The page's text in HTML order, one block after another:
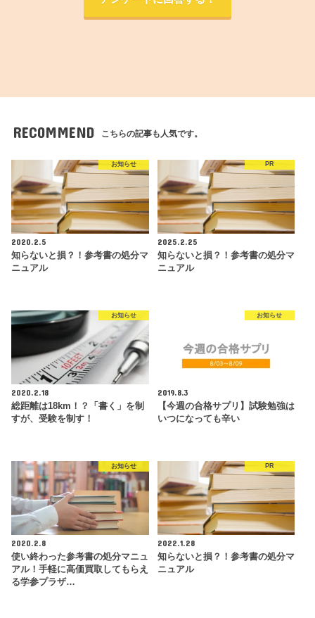
RECOMMEND こちらの記事も人気です。
お知らせ
2020.2.5
知らないと損？！参考書の処分マ
ニュアル
PR
2025.2.25
知らないと損？！参考書の処分マ
ニュアル
お知らせ
2020.2.18
総距離は18km！？「書く」を制
すが、受験を制す！
お知らせ
2019.8.3
【今週の合格サプリ】試験勉強は
いつになっても辛い
お知らせ
2020.2.8
使い終わった参考書の処分マニュ
アル！手軽に高価買取してもらえ
る学参プラザ…
PR
2022.1.28
知らないと損？！参考書の処分マ
ニュアル